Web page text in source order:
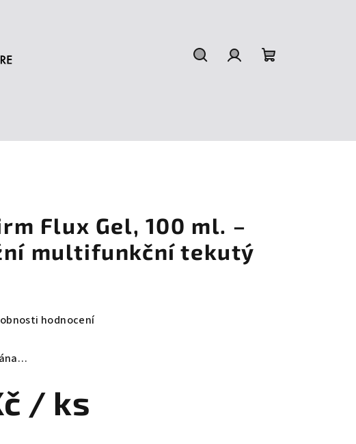
Flux Gel, 100 ml. –
multifunkční tekutý
hodnocení
/ ks